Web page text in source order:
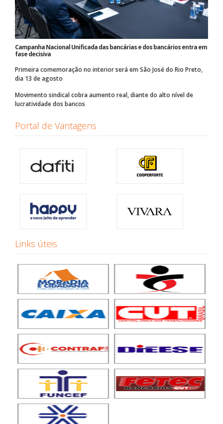
Campanha Nacional Unificada das bancárias e dos bancários entra em
fase decisiva
Primeira comemoração no interior será em São José do Rio Preto,
dia 13 de agosto
Movimento sindical cobra aumento real, diante do alto nível de
lucratividade dos bancos
Portal de Vantagens
Links úteis